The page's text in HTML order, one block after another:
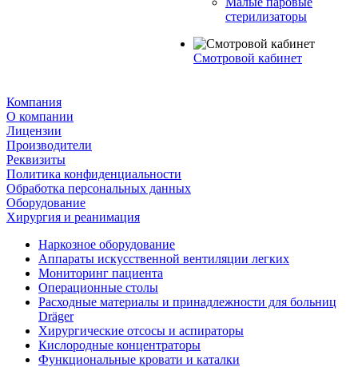
стерилизаторы
Смотровой кабинет
Компания
О компании
Лицензии
Производители
Реквизиты
Политика конфиденциальности
Обработка персональных данных
Оборудование
Хирургия и реанимация
Наркозное оборудование
Аппараты искусственной вентиляции легких
Мониторинг пациента
Операционные столы
Расходные материалы и принадлежности для больниц
Dräger
Хирургические отсосы и аспираторы
Кислородные концентраторы
Функциональные кровати и каталки